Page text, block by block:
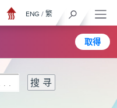
取得
ENG / 繁